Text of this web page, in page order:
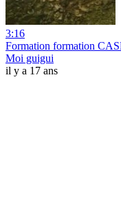
3:16
Formation formation
Moi guigui
il y a 17 ans